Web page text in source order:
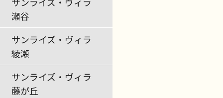
瀬谷
サンライズ・ヴィラ
綾瀬
サンライズ・ヴィラ
藤が丘